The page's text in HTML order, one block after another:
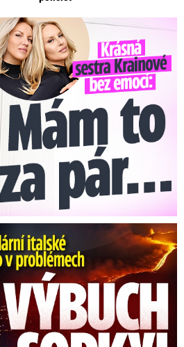
emocí: Mám to za pár…
Ruší desítky letů